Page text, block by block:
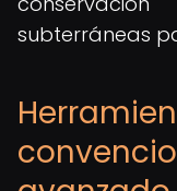
subterráneas